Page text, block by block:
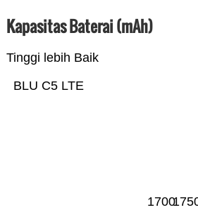
Kapasitas Baterai (mAh)
Tinggi lebih Baik
BLU C5 LTE
1700